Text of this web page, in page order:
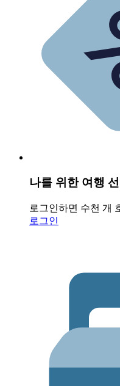
나를 위한 여행
로그인하면 수천 개
로그인